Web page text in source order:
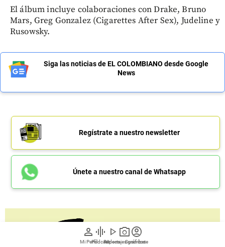
person
Mi Perfil
graphic_eq
Pódcast
play_arrow
Videos
photo_camera
Reportajes gráficos
account_circle
Suscríbete
El álbum incluye colaboraciones con Drake, Bruno
Mars, Greg Gonzalez (Cigarettes After Sex), Judeline y
Rusowsky.
Siga las noticias de EL COLOMBIANO desde Google
News
Regístrate a nuestro newsletter
Únete a nuestro canal de Whatsapp